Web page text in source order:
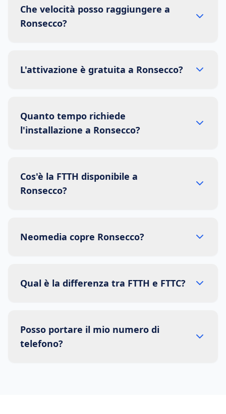
Che velocità posso raggiungere a
Ronsecco?
L'attivazione è gratuita a Ronsecco?
Quanto tempo richiede
l'installazione a Ronsecco?
Cos'è la FTTH disponibile a
Ronsecco?
Neomedia copre Ronsecco?
Qual è la differenza tra FTTH e FTTC?
Posso portare il mio numero di
telefono?